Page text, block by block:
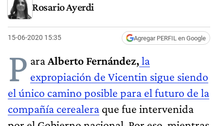
Rosario Ayerdi
15-06-2020 15:35 Agregar PERFIL en Google
P araAlberto Fernández,la
expropiación de Vicentin sigue siendo
el único camino posible para el futuro de la
compañía cerealera que fue intervenida